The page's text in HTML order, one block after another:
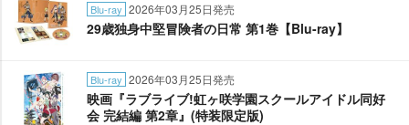
Blu-ray 2026年03月25日発売
29歳独身中堅冒険者の日常 第1巻【Blu-ray】
Blu-ray 2026年03月25日発売
映画『ラブライブ!虹ヶ咲学園スクールアイドル同好
会 完結編 第2章』(特装限定版)